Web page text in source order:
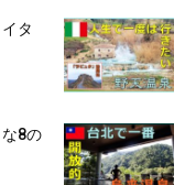
タ
な8の